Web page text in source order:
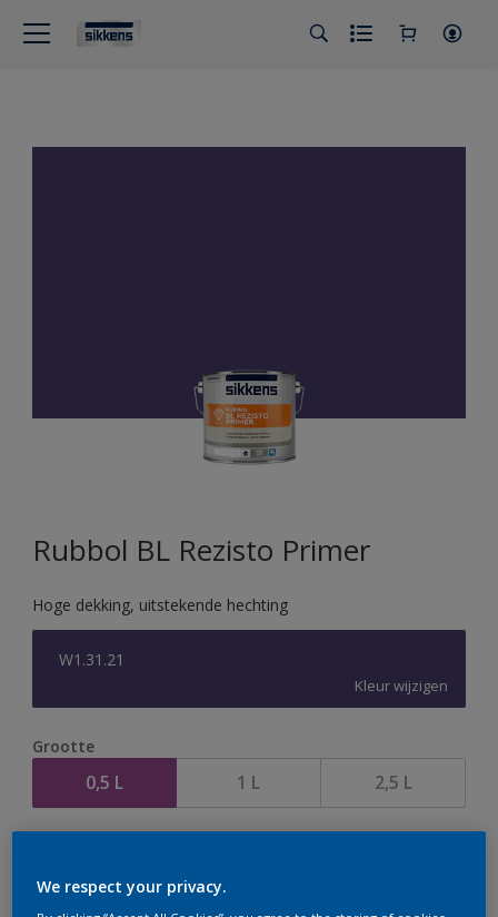
Rubbol BL Rezisto Primer
Hoge dekking, uitstekende hechting
W1.31.21
Kleur wijzigen
Grootte
0,5 L 1 L 2,5 L
We respect your privacy.